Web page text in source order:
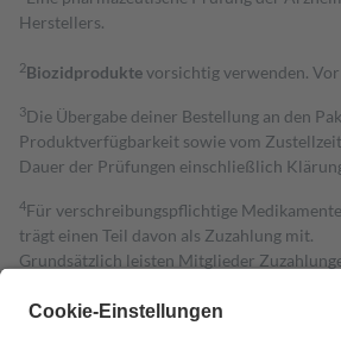
Herstellers.
2Biozidproduktevorsichtig verwenden.
3Die Übergabe deiner Bestellung an den
Produktverfügbarkeit sowie vom
Dauer der Prüfungen einschließlich
4Für verschreibungspflichtige
trägt einen Teil davon als Zuzahlung mit.
Grundsätzlich leisten Mitglieder
Diese Regeln gelten grundsätzlich auch für